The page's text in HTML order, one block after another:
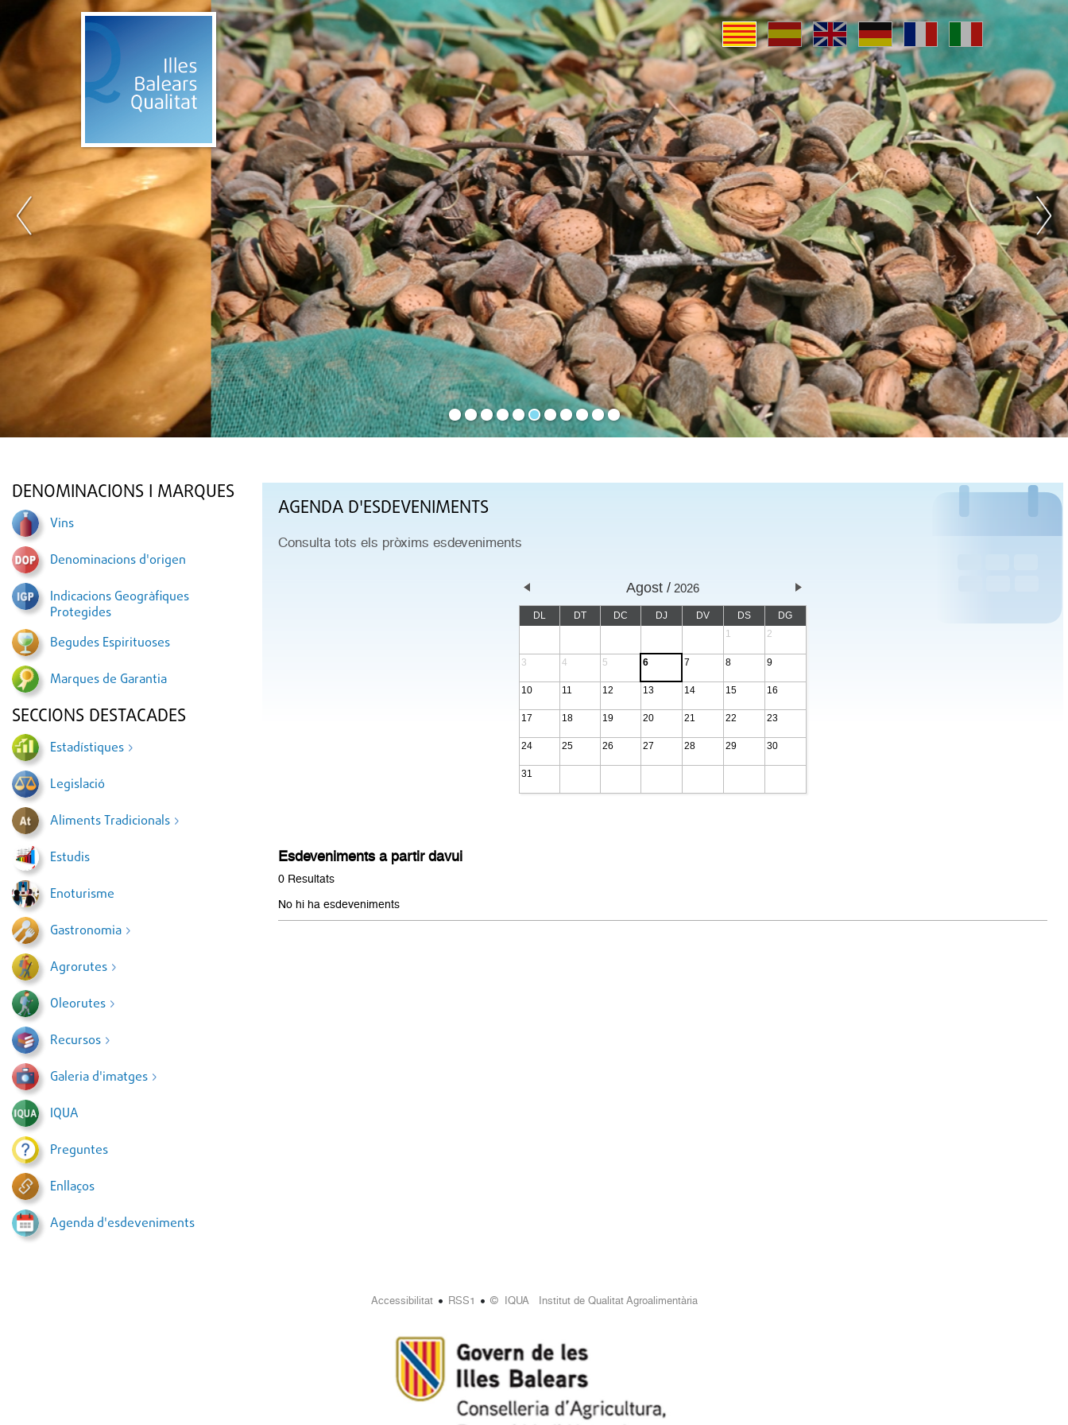
DENOMINACIONS I MARQUES
Vins
Denominacions d'origen
Indicacions Geogràfiques
Protegides
Begudes Espirituoses
Marques de Garantia
SECCIONS DESTACADES
Estadístiques
Legislació
Aliments Tradicionals
Estudis
Enoturisme
Gastronomia
Agrorutes
Oleorutes
Recursos
Galeria d'imatges
IQUA
Preguntes
Enllaços
Agenda d'esdeveniments
AGENDA D'ESDEVENIMENTS
Consulta tots els pròxims esdeveniments
Agost 2026
DL DT DC DJ DV DS
DG
1
2
3 4 5 6 7 8 9
10 11 12 13 14 15 16
17 18 19 20 21 22 23
24 25 26 27 28 29 30
31
Esdeveniments a partir davui
0 Resultats
No hi ha esdeveniments
Accessibilitat• RSS1 • © IQUA Institut de Qualitat Agroalimentària